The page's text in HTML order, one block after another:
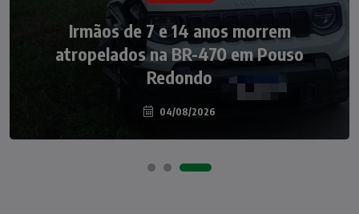
Irmãos de 7 e 14 anos morrem
atropelados na BR-470 em Pouso
Redondo
04/08/2026
NOTÍCIAS
Nádia Menegazzi leva o nome de Taió ao
palco do Programa Silvio Santos
07/08/2026